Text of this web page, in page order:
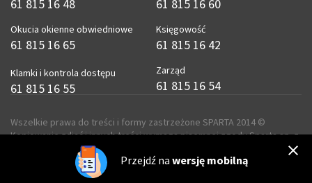
61 815 16 48
Okucia okienne obwiedniowe
61 815 16 65
Klamki i kontrola dostępu
61 815 16 55
61 815 16 60
Księgowość
61 815 16 42
Zarząd
61 815 16 54
Wszelkie prawa do treści i formy zastrzeżone SPARTA 2014 ©
Kopiowanie zdjęć i innych treści wymaga pisemnej zgody Sparta sp. z
realizacja
Przejdź na wersję mobilną